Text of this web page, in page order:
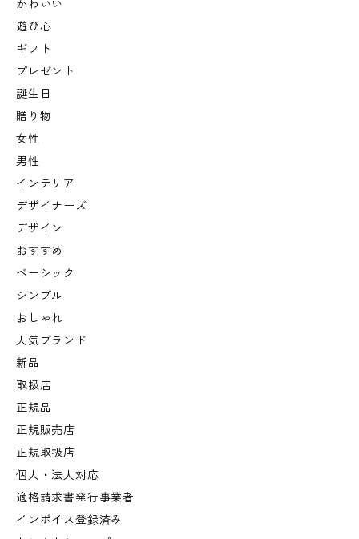
かわいい
遊び心
ギフト
プレゼント
誕生日
贈り物
女性
男性
インテリア
デザイナーズ
デザイン
おすすめ
ベーシック
シンプル
おしゃれ
人気ブランド
新品
取扱店
正規品
正規販売店
正規取扱店
個人・法人対応
適格請求書発行事業者
インボイス登録済み